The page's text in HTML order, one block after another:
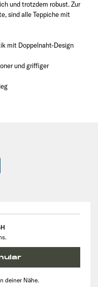
und trotzdem robust. Zur
sind alle Teppiche mit
mit Doppelnaht-Design
und griffiger
deiner Nähe.